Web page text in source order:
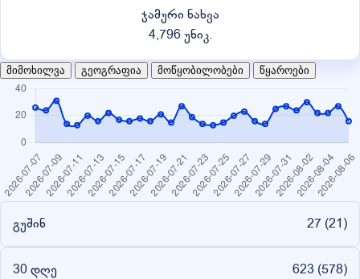
ჯამური ნახვა
4,796 უნიკ.
მიმოხილვა გეოგრაფია მოწყობილობები წყაროები
გუშინ 27 (21)
30 დღე 623 (578)